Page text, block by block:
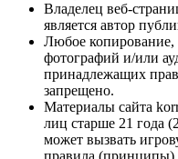
Владелец веб-
является автор
Любое копирование,
фотографий и/или
принадлежащих
запрещено.
Материалы сайта
лиц старше 21 года
может вызвать
правила (принципы)